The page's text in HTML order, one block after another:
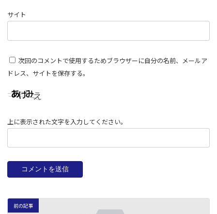
サイト
次回のコメントで使用するためブラウザーに自分の名前、メールア
ドレス、サイトを保存する。
上に表示された文字を入力してください。
前の記事